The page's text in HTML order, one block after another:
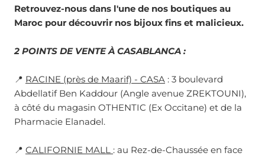
Retrouvez-nous dans l'une de nos boutiques au
Maroc pour découvrir nos bijoux fins et malicieux.
2 POINTS DE VENTE À CASABLANCA :
📍 RACINE (près de Maarif) - CASA : 3 boulevard
Abdellatif Ben Kaddour (Angle avenue ZREKTOUNI),
à côté du magasin OTHENTIC (Ex Occitane) et de la
Pharmacie Elanadel.
📍 CALIFORNIE MALL : au Rez-de-Chaussée en face